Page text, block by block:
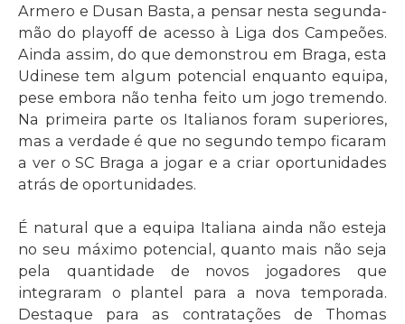
Armero e Dusan Basta, a pensar nesta segunda-
mão do playoff de acesso à Liga dos Campeões.
Ainda assim, do que demonstrou em Braga, esta
Udinese tem algum potencial enquanto equipa,
pese embora não tenha feito um jogo tremendo.
Na primeira parte os Italianos foram superiores,
mas a verdade é que no segundo tempo ficaram
a ver o SC Braga a jogar e a criar oportunidades
atrás de oportunidades.
É natural que a equipa Italiana ainda não esteja
no seu máximo potencial, quanto mais não seja
pela quantidade de novos jogadores que
integraram o plantel para a nova temporada.
Destaque para as contratações de Thomas